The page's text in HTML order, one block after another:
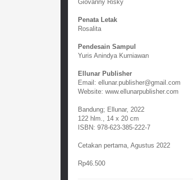
Giovanny Risky
Penata Letak
Rosalita
Pendesain Sampul
Yuris Anindya Kurniawan
Ellunar Publisher
Email: ellunar.publisher@gmail.com
Website: www.ellunarpublisher.com
Bandung; Ellunar, 2022
122 hlm., 14 x 20 cm
ISBN: 978-623-385-222-7
Cetakan pertama, Agustus 2022
Rp46.500